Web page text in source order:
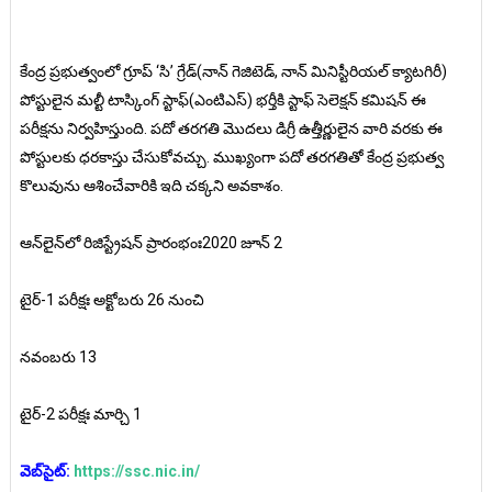
కేంద్ర ప్రభుత్వంలో గ్రూప్‌ ‘సి’ గ్రేడ్‌(నాన్‌ గెజిటెడ్‌, నాన్‌ మినిస్టీరియల్‌ క్యాటగిరీ)
పోస్టులైన మల్టీ టాస్కింగ్‌ స్టాఫ్‌(ఎంటిఎస్‌) భర్తీకి స్టాఫ్‌ సెలెక్షన్‌ కమిషన్‌ ఈ
పరీక్షను నిర్వహిస్తుంది. పదో తరగతి మొదలు డిగ్రీ ఉత్తీర్ణులైన వారి వరకు ఈ
పోస్టులకు ధరకాస్తు చేసుకోవచ్చు. ముఖ్యంగా పదో తరగతితో కేంద్ర ప్రభుత్వ
కొలువును ఆశించేవారికి ఇది చక్కని అవకాశం.
ఆన్‌లైన్‌లో రిజిస్ట్రేషన్‌ ప్రారంభంః2020 జూన్‌ 2
టైర్‌-1 పరీక్షః అక్టోబరు 26 నుంచి
నవంబరు 13
టైర్‌-2 పరీక్షః మార్చి 1
వెబ్‌సైట్‌: https://ssc.nic.in/